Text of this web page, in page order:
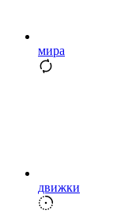
мира
движки